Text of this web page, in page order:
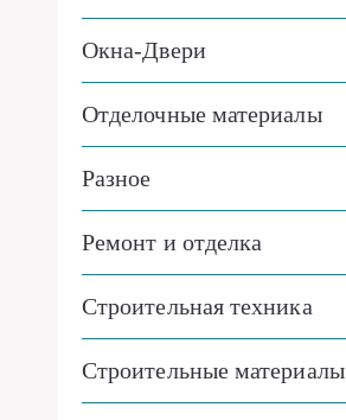
Окна-Двери
Отделочные материалы
Разное
Ремонт и отделка
Строительная техника
Строительные материалы